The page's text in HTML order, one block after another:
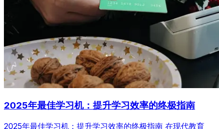
2025年最佳学习机：提升学习效率的终极指南
2025年最佳学习机：提升学习效率的终极指南 在现代教育